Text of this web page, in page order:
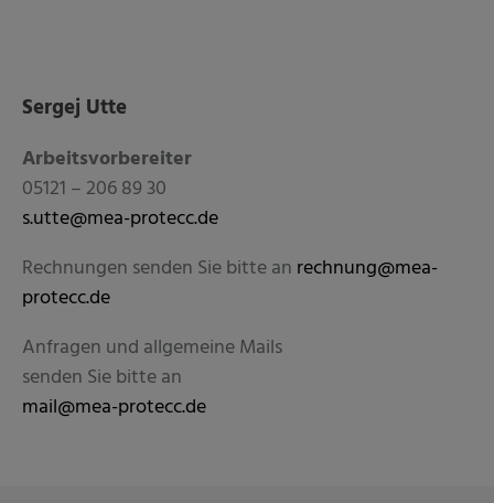
Sergej Utte
Arbeitsvorbereiter
05121 – 206 89 30
s.utte@mea-protecc.de
Rechnungen senden Sie bitte an rechnung@mea-
protecc.de
Anfragen und allgemeine Mails
senden Sie bitte an
mail@mea-protecc.de